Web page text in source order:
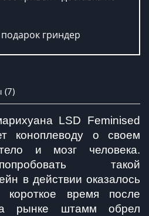
гриндер
(7)
LSD Feminised
коноплеводу о своем
и мозг человека.
такой
в действии оказалось
время после
рынке штамм обрел